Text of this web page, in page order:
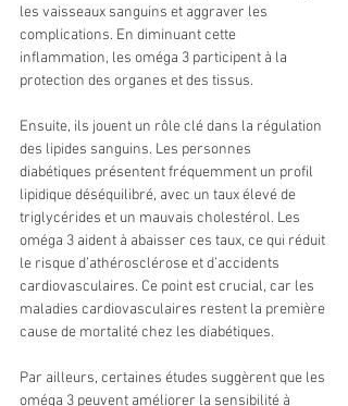
les vaisseaux sanguins et aggraver les
complications. En diminuant cette
inflammation, les oméga 3 participent à la
protection des organes et des tissus.
Ensuite, ils jouent un rôle clé dans la régulation
des lipides sanguins. Les personnes
diabétiques présentent fréquemment un profil
lipidique déséquilibré, avec un taux élevé de
triglycérides et un mauvais cholestérol. Les
oméga 3 aident à abaisser ces taux, ce qui réduit
le risque d’athérosclérose et d’accidents
cardiovasculaires. Ce point est crucial, car les
maladies cardiovasculaires restent la première
cause de mortalité chez les diabétiques.
Par ailleurs, certaines études suggèrent que les
oméga 3 peuvent améliorer la sensibilité à